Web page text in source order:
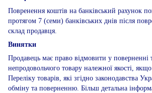
Повренення коштів на банківський рахунок
протягом 7 (семи) банківських днів після
склад продавця.
Винятки
Продавець має право відмовити у поверненні
непродовольчого товару належної якості,
Переліку товарів, які згідно законодавства
обміну та поверненню. Більш детальна